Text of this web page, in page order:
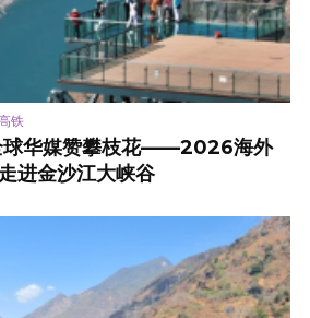
铁
球华媒赞攀枝花——2026海外
进金沙江大峡谷